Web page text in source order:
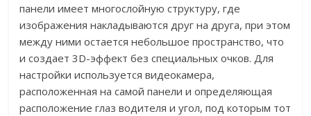
панели имеет многослойную структуру, где
изображения накладываются друг на друга, при этом
между ними остается небольшое пространство, что
и создает 3D-эффект без специальных очков. Для
настройки используется видеокамера,
расположенная на самой панели и определяющая
расположение глаз водителя и угол, под которым тот